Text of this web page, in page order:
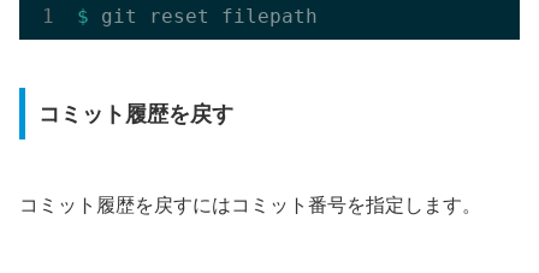
$
コミット履歴を戻す
コミット履歴を戻すにはコミット番号を指定します。